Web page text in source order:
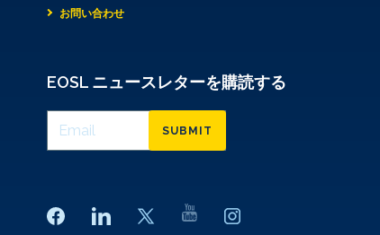
お問い合わせ
EOSL ニュースレターを購読する
SUBMIT